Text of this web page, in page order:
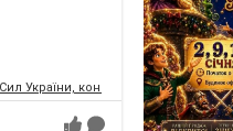
України, концертний зал